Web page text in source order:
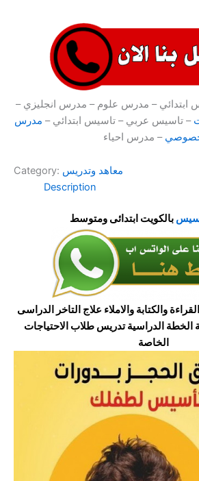
ابتدائي – مدرس علوم – مدرس انجليزي –
– تاسيس عربي – تاسيس ابتدائي – مدرس
– مدرس احياء
Category: معاهد وتدريس
Description
بالكويت ابتدائى ومتوسط
والكتابة والاملاء علاج التاخر الدراسى
الخطة الدراسية تدريس طلاب الاحتياجات
الخاصة